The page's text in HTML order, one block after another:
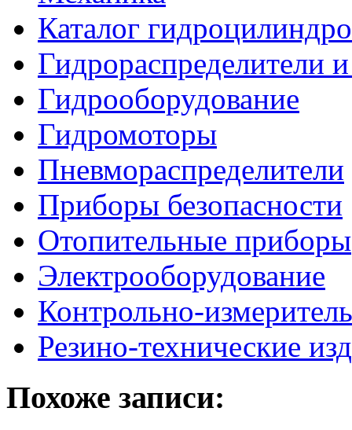
Каталог
Гидрораспределители
Гидрооборудование
Гидромоторы
Пневмораспределители
Приборы безопасности
Отопительные приборы
Электрооборудование
Контрольно-
Резино-технические
Похоже записи: